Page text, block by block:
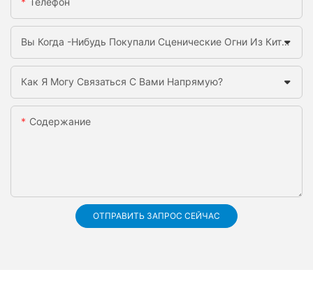
Вы Когда -нибудь Покупали Сценические Огни Из Китая Раньше?
Как Я Могу Связаться С Вами Напрямую?
Содержание
ОТПРАВИТЬ ЗАПРОС СЕЙЧАС